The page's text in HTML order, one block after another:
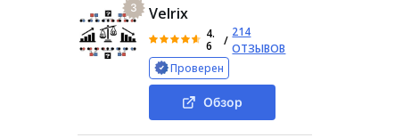
3 Velrix
4.
6
/
214
ОТЗЫВОВ
Проверен
Обзор